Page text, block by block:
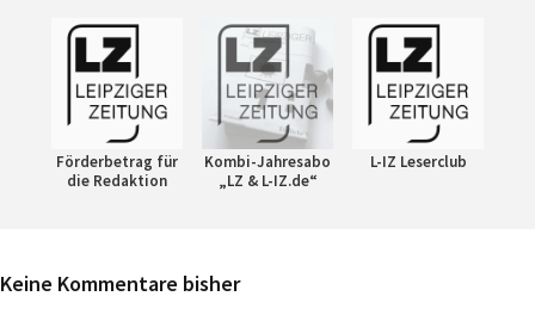
Förderbetrag für
die Redaktion
Kombi-Jahresabo
„LZ & L-IZ.de“
L-IZ Leserclub
Keine Kommentare bisher